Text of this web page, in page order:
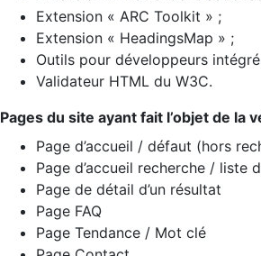
Extension « ARC Toolkit » ;
Extension « HeadingsMap » ;
Outils pour développeurs
Validateur HTML du W3C.
Pages du site ayant fait l’objet de la
Page d’accueil / défaut (hors
Page d’accueil recherche / liste
Page de détail d’un résultat
Page FAQ
Page Tendance / Mot clé